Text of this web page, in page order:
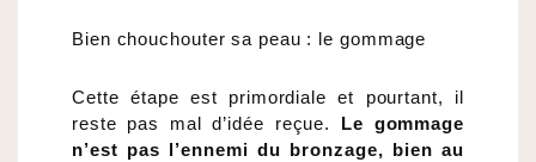
Bien chouchouter sa peau : le gommage
Cette étape est primordiale et pourtant, il
reste pas mal d’idée reçue. Le gommage
n’est pas l’ennemi du bronzage, bien au